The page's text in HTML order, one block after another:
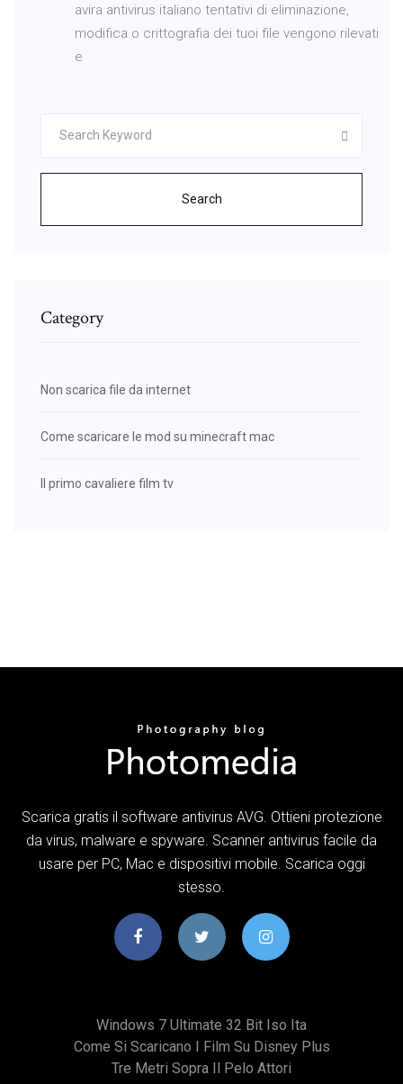
avira antivirus italiano tentativi di eliminazione,
modifica o crittografia dei tuoi file vengono rilevati
e
Search
Category
Non scarica file da internet
Come scaricare le mod su minecraft mac
Il primo cavaliere film tv
Scarica gratis il software antivirus AVG. Ottieni protezione
da virus, malware e spyware. Scanner antivirus facile da
usare per PC, Mac e dispositivi mobile. Scarica oggi
stesso.
Windows 7 Ultimate 32 Bit Iso Ita
Come Si Scaricano I Film Su Disney Plus
Tre Metri Sopra Il Pelo Attori